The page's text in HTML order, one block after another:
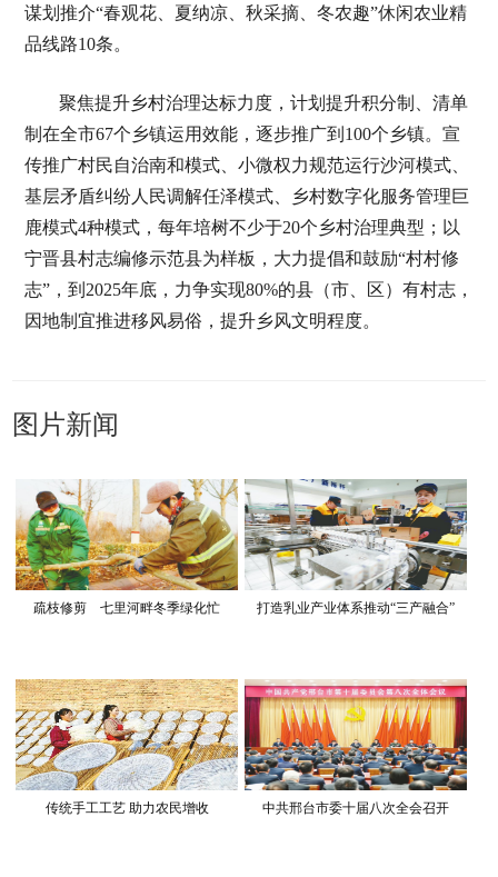
谋划推介“春观花、夏纳凉、秋采摘、冬农趣”休闲农业精
品线路10条。
聚焦提升乡村治理达标力度，计划提升积分制、清单
制在全市67个乡镇运用效能，逐步推广到100个乡镇。宣
传推广村民自治南和模式、小微权力规范运行沙河模式、
基层矛盾纠纷人民调解任泽模式、乡村数字化服务管理巨
鹿模式4种模式，每年培树不少于20个乡村治理典型；以
宁晋县村志编修示范县为样板，大力提倡和鼓励“村村修
志”，到2025年底，力争实现80%的县（市、区）有村志，
因地制宜推进移风易俗，提升乡风文明程度。
图片新闻
疏枝修剪 七里河畔冬季绿化忙 打造乳业产业体系推动“三产融合”
传统手工工艺 助力农民增收 中共邢台市委十届八次全会召开